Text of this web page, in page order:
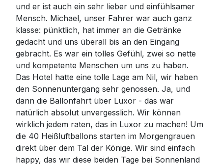
und er ist auch ein sehr lieber und einfühlsamer
Mensch. Michael, unser Fahrer war auch ganz
klasse: pünktlich, hat immer an die Getränke
gedacht und uns überall bis an den Eingang
gebracht. Es war ein tolles Gefühl, zwei so nette
und kompetente Menschen um uns zu haben.
Das Hotel hatte eine tolle Lage am Nil, wir haben
den Sonnenuntergang sehr genossen. Ja, und
dann die Ballonfahrt über Luxor - das war
natürlich absolut unvergesslich. Wir können
wirklich jedem raten, das in Luxor zu machen! Um
die 40 Heißluftballons starten im Morgengrauen
direkt über dem Tal der Könige. Wir sind einfach
happy, das wir diese beiden Tage bei Sonnenland